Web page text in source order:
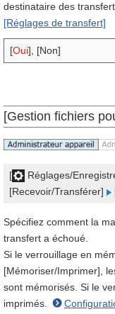
destinataire des
[Réglages de transfert]
[Oui], [Non]
[Gestion fichiers
[ Réglages/
[Recevoir/Transférer]
Spécifiez comment la
transfert a échoué.
Si le verrouillage en
[Mémoriser/Imprimer],
sont mémorisés. Si le
imprimés.